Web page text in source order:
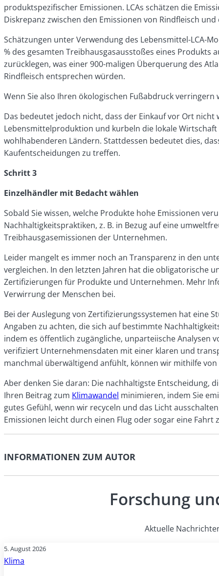
produktspezifischer Emissionen. LCAs schätzen die
Diskrepanz zwischen den Emissionen von Rindfleisch
Schätzungen unter Verwendung des Lebensmittel-LCA-
% des gesamten Treibhausgasausstoßes eines Produkts
zurücklegen, was einer 900-maligen Überquerung des
Rindfleisch entsprechen würden.
Wenn Sie also Ihren ökologischen Fußabdruck
Das bedeutet jedoch nicht, dass der Einkauf vor Ort
Lebensmittelproduktion und kurbeln die lokale
wohlhabenderen Ländern. Stattdessen bedeutet dies,
Kaufentscheidungen zu treffen.
Schritt 3
Einzelhändler mit Bedacht wählen
Sobald Sie wissen, welche Produkte hohe Emissionen
Nachhaltigkeitspraktiken, z. B. in Bezug auf eine
Treibhausgasemissionen der Unternehmen.
Leider mangelt es immer noch an Transparenz in den
vergleichen. In den letzten Jahren hat die obligatorische
Zertifizierungen für Produkte und Unternehmen. Mehr
Verwirrung der Menschen bei.
Bei der Auslegung von Zertifizierungssystemen hat eine
Angaben zu achten, die sich auf bestimmte
indem es öffentlich zugängliche, unparteiische
verifiziert Unternehmensdaten mit einer klaren und
manchmal überwältigend anfühlt, können wir mithilfe
Aber denken Sie daran: Die nachhaltigste Entscheidung,
Ihren Beitrag zum Klimawandel minimieren, indem Sie
gutes Gefühl, wenn wir recyceln und das Licht
Emissionen leicht durch einen Flug oder sogar eine
INFORMATIONEN ZUM AUTOR
Forschung
Aktuelle
5. August 2026
Klima